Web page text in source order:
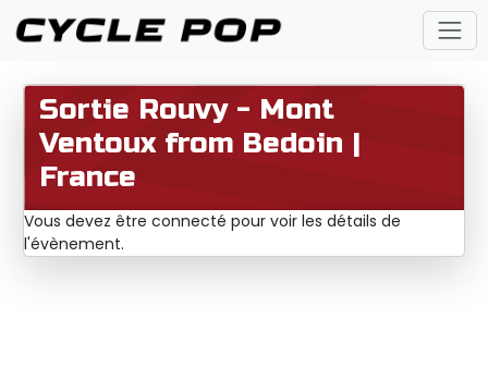
Sortie Rouvy - Mont
Ventoux from Bedoin |
France
Vous devez être connecté pour voir les détails de
l'évènement.